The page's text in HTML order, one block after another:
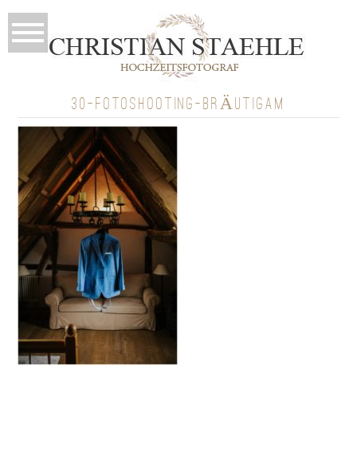
30-FOTOSHOOTING-BRÄUTIGAM